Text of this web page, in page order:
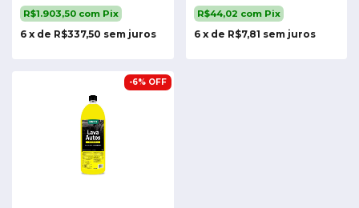
R$1.903,50 com Pix
6 x de R$337,50 sem juros
R$44,02 com Pix
6 x de R$7,81 sem juros
-6% OFF